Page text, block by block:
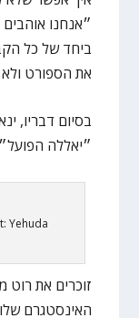
״אנחנו
ביחד של כל
את הספורט
בסיום דבריו,
״יאללה
Yehuda
זוכרים את
האינסטגרם